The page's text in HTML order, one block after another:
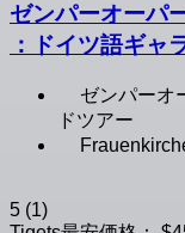
ゼンパーオーパ
：ドイツ語ギャ
ゼンパーオ
ドツアー
5 (1)